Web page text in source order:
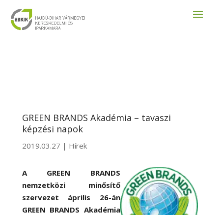
GREEN BRANDS Akadémia – tavaszi
képzési napok
2019.03.27 | Hírek
A GREEN BRANDS
nemzetközi minősítő
szervezet április 26-án
GREEN BRANDS Akadémia